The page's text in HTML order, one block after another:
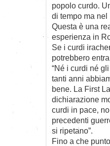
popolo curdo.
di tempo ma
Questa è una
esperienza in
Se i curdi
potrebbero
“Né i curdi né
tanti anni
bene. La First
dichiarazione
curdi in pace,
precedenti
si ripetano”.
Fino a che